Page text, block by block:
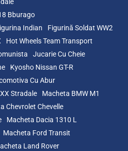
Bburago
Indian
Figurină Soldat WW2
Hot Wheels Team Transport
Jucarie Cu Cheie
Kyosho Nissan GT-R
Cu Abur
Stradale
Macheta BMW M1
Chevrolet Chevelle
Macheta Dacia 1310 L
Macheta Ford Transit
Land Rover